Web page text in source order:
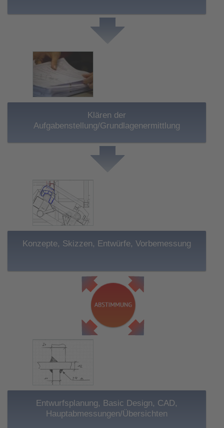
Klären der
Aufgabenstellung/Grundlagenermittlung
Konzepte, Skizzen, Entwürfe, Vorbemessung
Entwurfsplanung, Basic Design, CAD,
Hauptabmessungen/Übersichten